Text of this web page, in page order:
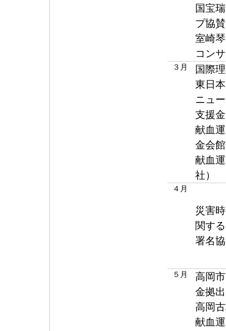
国宝
プ協賛
室崎
コン
３月
国際
東日
ニュ
支援金
献血
金会
献血
社）
４月
災害
関する
署名
５月
高岡
金拠出
高岡
献血